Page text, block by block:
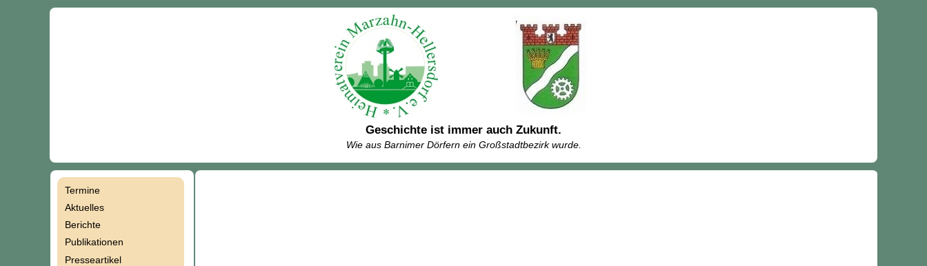
Geschichte ist immer auch Zukunft.
Wie aus Barnimer Dörfern ein Großstadtbezirk wurde.
Termine
Aktuelles
Berichte
Publikationen
Presseartikel